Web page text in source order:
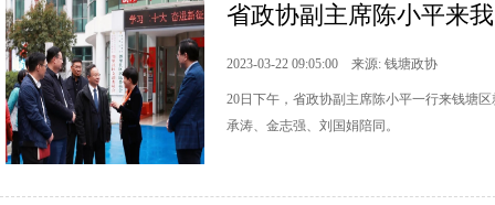
省政协副主席陈小平来
2023-03-22 09:05:00 来源: 钱塘政协
20日下午，省政协副主席陈小平一行来钱塘
承涛、金志强、刘国娟陪同。